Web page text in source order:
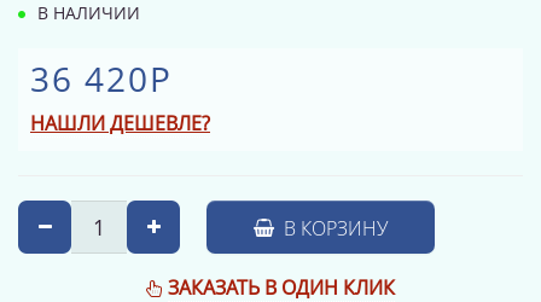
В НАЛИЧИИ
36 420Р
НАШЛИ ДЕШЕВЛЕ?
В КОРЗИНУ
ЗАКАЗАТЬ В ОДИН КЛИК